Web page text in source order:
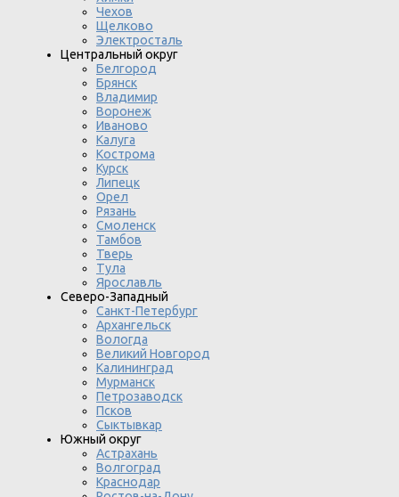
Чехов
Щелково
Электросталь
Центральный округ
Белгород
Брянск
Владимир
Воронеж
Иваново
Калуга
Кострома
Курск
Липецк
Орел
Рязань
Смоленск
Тамбов
Тверь
Тула
Ярославль
Северо-Западный
Санкт-Петербург
Архангельск
Вологда
Великий Новгород
Калининград
Мурманск
Петрозаводск
Псков
Сыктывкар
Южный округ
Астрахань
Волгоград
Краснодар